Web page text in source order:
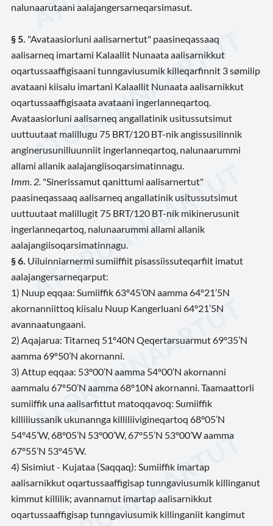
nalunaarutaani aalajangersarneqarsimasut.
§ 5. "Avataasiorluni aalisarnertut" paasineqassaaq
aalisarneq imartami Kalaallit Nunaata aalisarnikkut
oqartussaaffigisaani tunngaviusumik killeqarfinnit 3 sømilip
avataani kiisalu imartani Kalaallit Nunaata aalisarnikkut
oqartussaaffigisaata avataani ingerlanneqartoq.
Avataasiorluni aalisarneq angallatinik usitussutsimut
uuttuutaat malillugu 75 BRT/120 BT-nik angissusilinnik
anginerusunilluunniit ingerlanneqartoq, nalunaarummi
allami allanik aalajangiisoqarsimatinnagu.
Imm. 2. "Sinerissamut qanittumi aalisarnertut"
paasineqassaaq aalisarneq angallatinik usitussutsimut
uuttuutaat malillugit 75 BRT/120 BT-nik mikinerusunit
ingerlanneqartoq, nalunaarummi allami allanik
aalajangiisoqarsimatinnagu.
§ 6. Uiluinniarnermi sumiiffiit pisassiissuteqarfiit imatut
aalajangersarneqarput:
1) Nuup eqqaa: Sumiiffik 63º45’0N aamma 64º21’5N
akornanniittoq kiisalu Nuup Kangerluani 64º21’5N
avannaatungaani.
2) Aqajarua: Titarneq 51º40N Qeqertarsuarmut 69º35’N
aamma 69º50’N akornanni.
3) Attup eqqaa: 53º00’N aamma 54º00’N akornanni
aammalu 67º50’N aamma 68º10N akornanni. Taamaattorli
sumiiffik una aalisarfittut matoqqavoq: Sumiiffik
killiliussanik ukunannga killiliivigineqartoq 68°05’N
54°45’W, 68°05’N 53°00’W, 67°55’N 53°00’W aamma
67°55’N 53°45’W.
4) Sisimiut - Kujataa (Saqqaq): Sumiiffik imartap
aalisarnikkut oqartussaaffigisap tunngaviusumik killinganut
kimmut killilik; avannamut imartap aalisarnikkut
oqartussaaffigisap tunngaviusumik killinganiit kangimut